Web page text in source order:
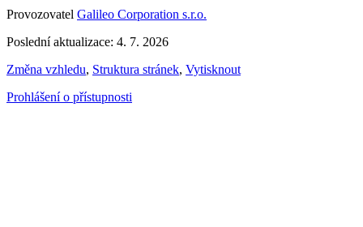
Provozovatel Galileo Corporation s.r.o.
Poslední aktualizace: 4. 7. 2026
Změna vzhledu, Struktura stránek, Vytisknout
Prohlášení o přístupnosti